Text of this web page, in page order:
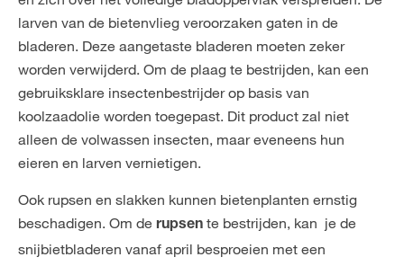
larven van de bietenvlieg veroorzaken gaten in de
bladeren. Deze aangetaste bladeren moeten zeker
worden verwijderd. Om de plaag te bestrijden, kan een
gebruiksklare insectenbestrijder op basis van
koolzaadolie worden toegepast. Dit product zal niet
alleen de volwassen insecten, maar eveneens hun
eieren en larven vernietigen.
Ook rupsen en slakken kunnen bietenplanten ernstig
beschadigen. Om de rupsen te bestrijden, kan je de
snijbietbladeren vanaf april besproeien met een